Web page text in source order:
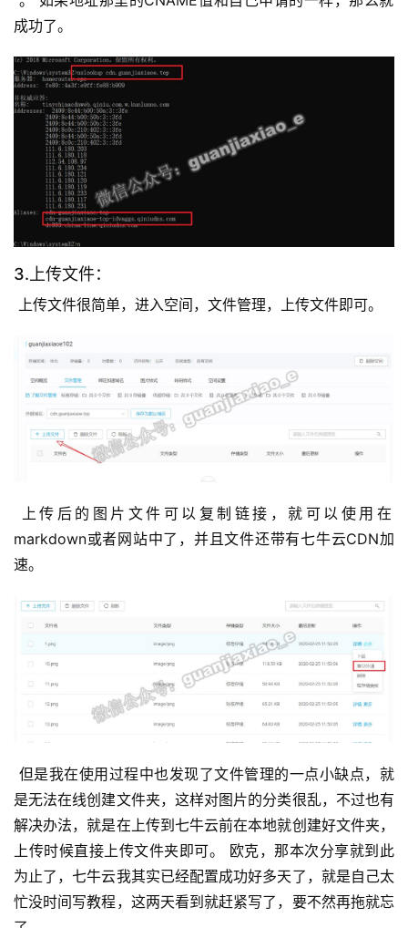
成功了。
3.上传文件：
上传文件很简单，进入空间，文件管理，上传文件即可。
markdown或者网站中了，并且文件还带有七牛云CDN加
速。
是无法在线创建文件夹，这样对图片的分类很乱，不过也有
解决办法，就是在上传到七牛云前在本地就创建好文件夹，
上传时候直接上传文件夹即可。 欧克，那本次分享就到此
为止了，七牛云我其实已经配置成功好多天了，就是自己太
忙没时间写教程，这两天看到就赶紧写了，要不然再拖就忘